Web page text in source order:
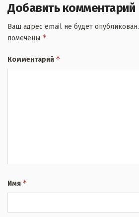
Добавить комментарий
Ваш адрес email не будет опубликован.
помечены *
Комментарий *
Имя *